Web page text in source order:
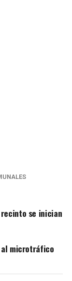
se inician
microtráfico